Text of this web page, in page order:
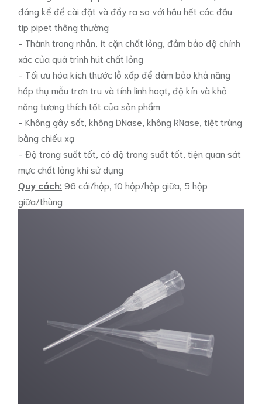
đáng kể để cài đặt và đẩy ra so với hầu hết các đầu
tip pipet thông thường
- Thành trong nhẵn, ít cặn chất lỏng, đảm bảo độ chính
xác của quá trình hút chất lỏng
- Tối ưu hóa kích thước lỗ xốp để đảm bảo khả năng
hấp thụ mẫu trơn tru và tính linh hoạt, độ kín và khả
năng tương thích tốt của sản phẩm
- Không gây sốt, không DNase, không RNase, tiệt trùng
bằng chiếu xạ
- Độ trong suốt tốt, có độ trong suốt tốt, tiện quan sát
mực chất lỏng khi sử dụng
Quy cách: 96 cái/hộp, 10 hộp/hộp giữa, 5 hộp
giữa/thùng